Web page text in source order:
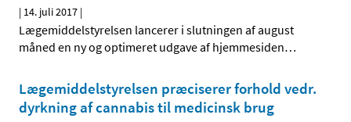
| 14. juli 2017 |
Lægemiddelstyrelsen lancerer i slutningen af august
måned en ny og optimeret udgave af hjemmesiden…
Lægemiddelstyrelsen præciserer forhold vedr.
dyrkning af cannabis til medicinsk brug